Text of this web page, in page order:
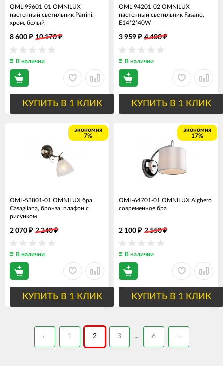
OML-99601-01 OMNILUX
настенный светильник Parrini,
хром, белый
8 600 ₽ 10 170₽
В наличии
КУПИТЬ В 1 КЛИК
OML-94201-02 OMNILUX
настенный светильник Fasano,
E14*2*40W
3 959 ₽ 4 400₽
В наличии
КУПИТЬ В 1 КЛИК
экономия
7%
OML-53801-01 OMNILUX бра
Casagliana, бронза, плафон с
рисунком
2 070 ₽ 2 240₽
В наличии
КУПИТЬ В 1 КЛИК
экономия
17%
OML-64701-01 OMNILUX Alghero
современное бра
2 100 ₽ 2 550₽
В наличии
КУПИТЬ В 1 КЛИК
← 1 2 3 ... 6 →